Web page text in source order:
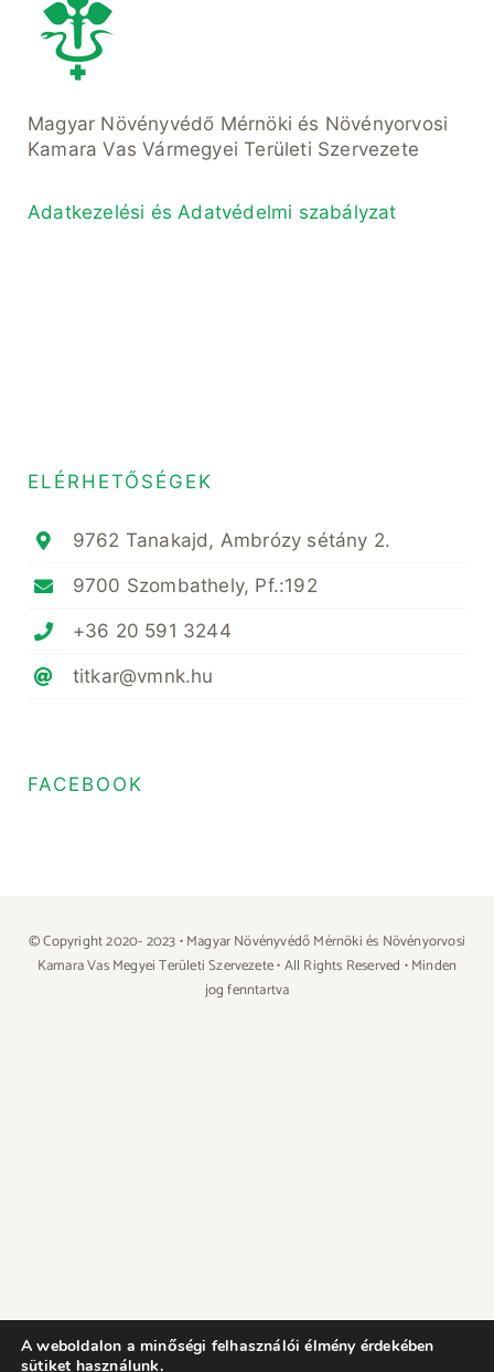
Magyar Növényvédő Mérnöki és Növényorvosi
Kamara Vas Vármegyei Területi Szervezete
Adatkezelési és Adatvédelmi szabályzat
ELÉRHETŐSÉGEK
9762 Tanakajd, Ambrózy sétány 2.
9700 Szombathely, Pf.:192
+36 20 591 3244
titkar@vmnk.hu
FACEBOOK
© Copyright 2020- 2023 • Magyar Növényvédő Mérnöki és Növényorvosi
Kamara Vas Megyei Területi Szervezete • All Rights Reserved • Minden
jog fenntartva
A weboldalon a minőségi felhasználói élmény érdekében
sütiket használunk.